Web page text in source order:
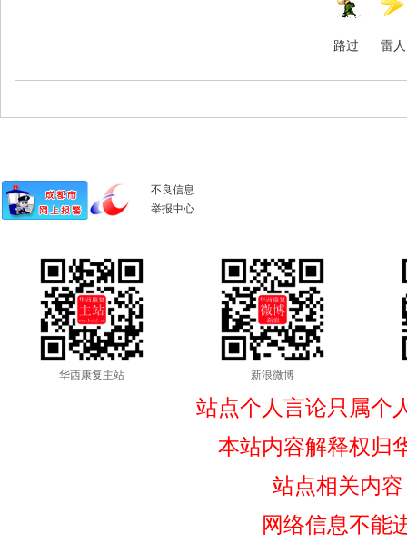
路过 雷人
不良信息
举报中心
华西康复主站 新浪微博
站点个人言论只属个
本站内容解释权归
站点相关内
网络信息不能